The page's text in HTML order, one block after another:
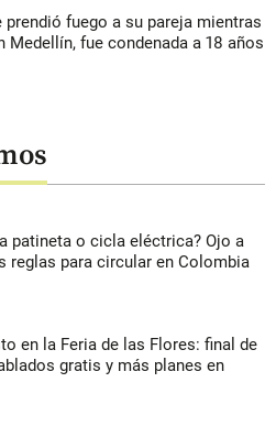
prendió fuego a su pareja mientras
Medellín, fue condenada a 18 años
patineta o cicla eléctrica? Ojo a
reglas para circular en Colombia
en la Feria de las Flores: final de
gratis y más planes en